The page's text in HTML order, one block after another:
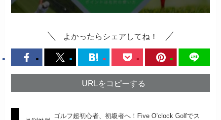
よかったらシェアしてね！
URLをコピーする
ゴルフ超初心者、初級者へ！Five O’clock Golfでス